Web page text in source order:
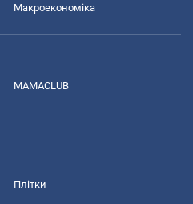
Макроекономіка
MAMACLUB
Плітки